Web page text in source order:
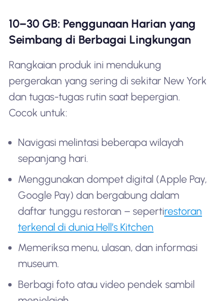
10–30 GB: Penggunaan Harian yang
Seimbang di Berbagai Lingkungan
Rangkaian produk ini mendukung
pergerakan yang sering di sekitar New York
dan tugas-tugas rutin saat bepergian.
Cocok untuk:
Navigasi melintasi beberapa wilayah
sepanjang hari.
Menggunakan dompet digital (Apple Pay,
Google Pay) dan bergabung dalam
daftar tunggu restoran – sepertirestoran
terkenal di dunia Hell’s Kitchen
Memeriksa menu, ulasan, dan informasi
museum.
Berbagi foto atau video pendek sambil